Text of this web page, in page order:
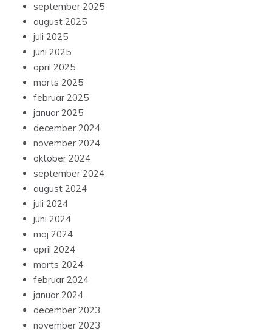
september 2025
august 2025
juli 2025
juni 2025
april 2025
marts 2025
februar 2025
januar 2025
december 2024
november 2024
oktober 2024
september 2024
august 2024
juli 2024
juni 2024
maj 2024
april 2024
marts 2024
februar 2024
januar 2024
december 2023
november 2023